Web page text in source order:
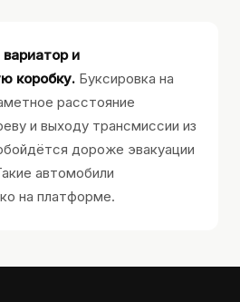
и
коробку. Буксировка на
расстояние
и выходу трансмиссии из
дороже эвакуации
автомобили
на платформе.